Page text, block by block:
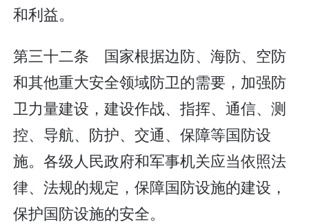
和利益。
第三十二条 国家根据边防、海防、空防
和其他重大安全领域防卫的需要，加强防
卫力量建设，建设作战、指挥、通信、测
控、导航、防护、交通、保障等国防设
施。各级人民政府和军事机关应当依照法
律、法规的规定，保障国防设施的建设，
保护国防设施的安全。